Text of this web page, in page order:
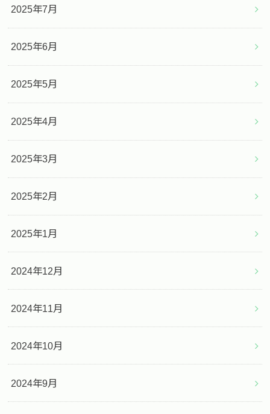
2025年7月
2025年6月
2025年5月
2025年4月
2025年3月
2025年2月
2025年1月
2024年12月
2024年11月
2024年10月
2024年9月